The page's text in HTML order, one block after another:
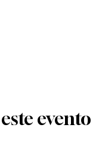
evento